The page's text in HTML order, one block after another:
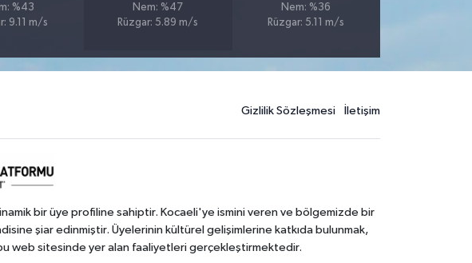
%43
9.11 m/s
Nem: %47
Rüzgar: 5.89 m/s
Nem: %36
Rüzgar: 5.11 m/s
Gizlilik Sözleşmesi İletişim
bir üye profiline sahiptir. Kocaeli'ye ismini veren ve bölgemizde bir
şiar edinmiştir. Üyelerinin kültürel gelişimlerine katkıda bulunmak,
web sitesinde yer alan faaliyetleri gerçekleştirmektedir.